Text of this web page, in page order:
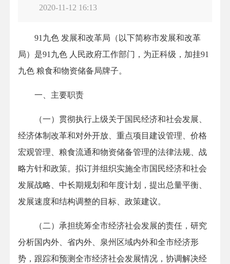
2020-11-12 16:13
91九色 发展和改革局（以下简称市发展和改革
局）是91九色 人民政府工作部门，为正科级，加挂91
九色 粮食和物资储备局牌子。
一、主要职责
（一）贯彻执行上级关于国民经济和社会发展、
经济体制改革和对外开放、重点项目建设管理、价格
宏观管理、粮食流通和物资储备管理的法律法规、战
略方针和政策。拟订并组织实施全市国民经济和社会
发展战略、中长期规划和年度计划，提出总量平衡、
发展速度和结构调整的目标、政策建议。
（二）承担统筹全市经济社会发展的责任，研究
分析国内外、省内外、泉州区域内外和全市经济形
势，跟踪和预测全市经济社会发展情况，协调解决经